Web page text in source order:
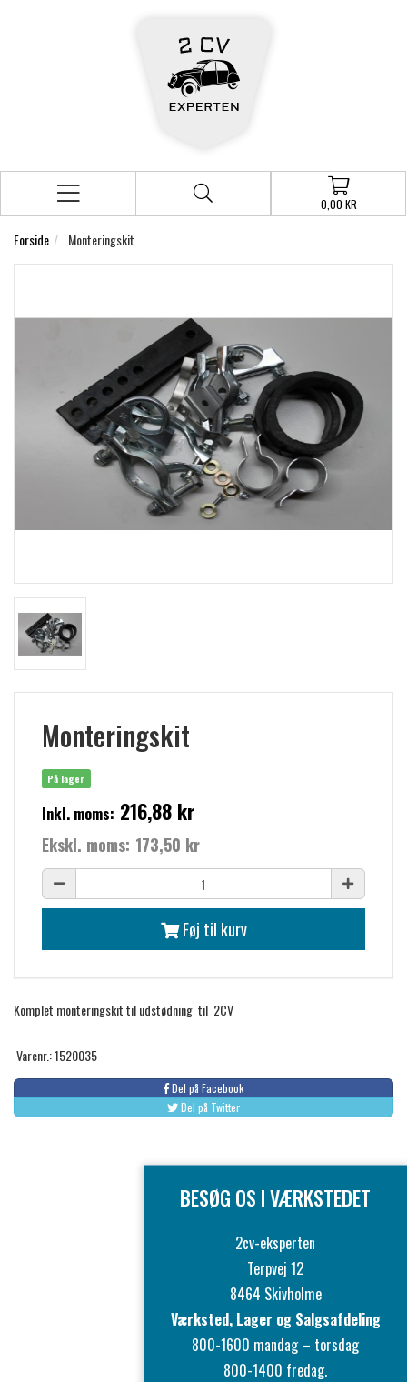
0,00 KR
Forside Monteringskit
Monteringskit
På lager
Inkl. moms: 216,88 kr
Ekskl. moms: 173,50 kr
Føj til kurv
Komplet monteringskit til udstødning til 2CV
Varenr.: 1520035
Del på Facebook
Del på Twitter
BESØG OS I VÆRKSTEDET
2cv-eksperten
Terpvej 12
8464 Skivholme
Værksted, Lager og Salgsafdeling
800-1600 mandag – torsdag
800-1400 fredag.